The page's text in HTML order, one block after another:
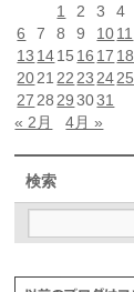
1
2 3 4
6
7 8 9 1011
13 1415 16 17 18
2021 22 23 2425
27 28 29 3031
« 2月
4月 »
検索